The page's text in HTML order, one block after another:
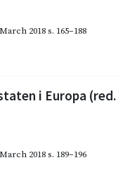
March 2018s. 165–188
i Europa (red.
March 2018s. 189–196